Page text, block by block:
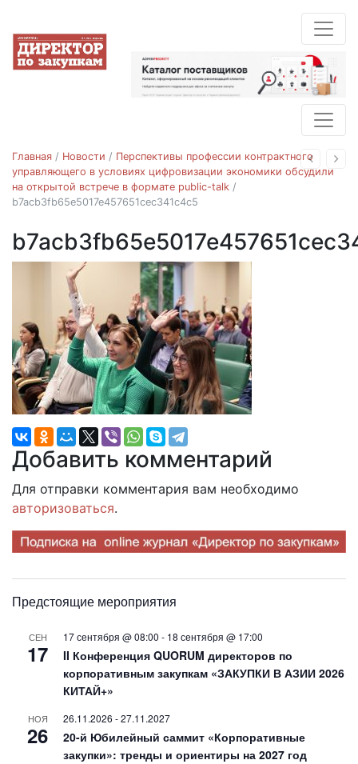
Назад
Главная / Новости / Перспективы профессии контрактного
управляющего в условиях цифровизации экономики обсудили
на открытой встрече в формате public-talk /
b7acb3fb65e5017e457651cec341c4c5
Добавить комментарий
Для отправки комментария вам необходимо
авторизоваться.
Предстоящие мероприятия
СЕН
17
17 сентября @ 08:00 - 18 сентября @ 17:00
II Конференция QUORUM директоров по
корпоративным закупкам «ЗАКУПКИ В АЗИИ 2026
КИТАЙ+»
НОЯ
26
26.11.2026 -27.11.2027
20-й Юбилейный саммит «Корпоративные
закупки»: тренды и ориентиры на 2027 год